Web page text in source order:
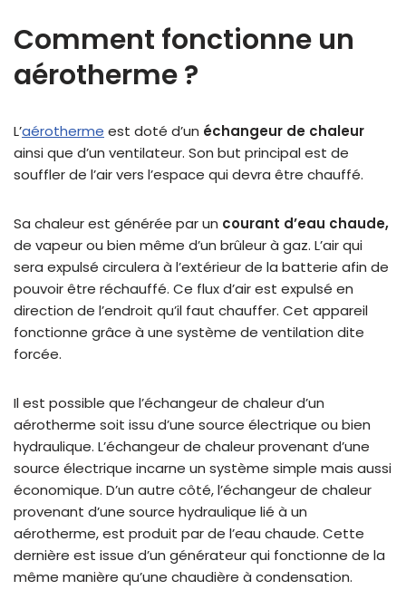
Comment fonctionne un
aérotherme ?
L’aérotherme est doté d’un échangeur de chaleur
ainsi que d’un ventilateur. Son but principal est de
souffler de l’air vers l’espace qui devra être chauffé.
Sa chaleur est générée par un courant d’eau chaude,
de vapeur ou bien même d’un brûleur à gaz. L’air qui
sera expulsé circulera à l’extérieur de la batterie afin de
pouvoir être réchauffé. Ce flux d’air est expulsé en
direction de l’endroit qu’il faut chauffer. Cet appareil
fonctionne grâce à une système de ventilation dite
forcée.
Il est possible que l’échangeur de chaleur d’un
aérotherme soit issu d’une source électrique ou bien
hydraulique. L’échangeur de chaleur provenant d’une
source électrique incarne un système simple mais aussi
économique. D’un autre côté, l’échangeur de chaleur
provenant d’une source hydraulique lié à un
aérotherme, est produit par de l’eau chaude. Cette
dernière est issue d’un générateur qui fonctionne de la
même manière qu’une chaudière à condensation.